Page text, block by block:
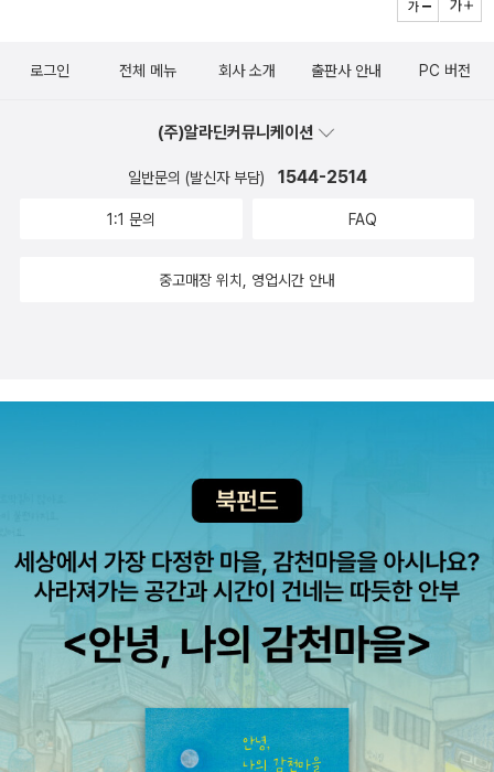
로그인 전체 메뉴 회사 소개 출판사 안내 PC 버전
(주)알라딘커뮤니케이션
일반문의 (발신자 부담) 1544-2514
1:1 문의 FAQ
중고매장 위치, 영업시간 안내